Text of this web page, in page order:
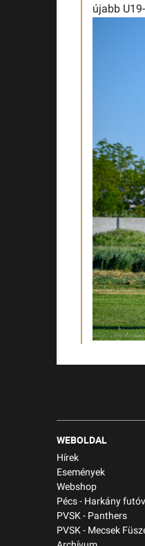
újabb
WEBOLDAL
Hírek
Események
Webshop
Pécs - Harkány
PVSK - Panthers
PVSK - Mecsek